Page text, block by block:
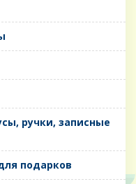
ручки, записные
подарков